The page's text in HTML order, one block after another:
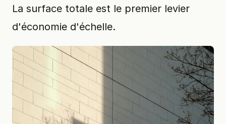
La surface totale est le premier levier
d'économie d'échelle.